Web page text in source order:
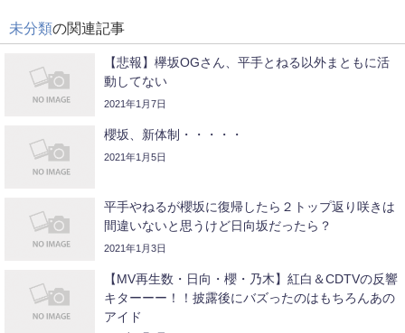
未分類の関連記事
【悲報】欅坂OGさん、平手とねる以外まともに活
動してない
2021年1月7日
櫻坂、新体制・・・・・
2021年1月5日
平手やねるが櫻坂に復帰したら２トップ返り咲きは
間違いないと思うけど日向坂だったら？
2021年1月3日
【MV再生数・日向・櫻・乃木】紅白＆CDTVの反響
キターーー！！披露後にバズったのはもちろんあの
アイド